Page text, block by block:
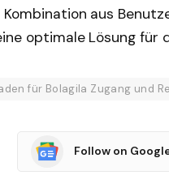
Kombination aus
optimale Lösung für
für Bolagila Zugang und
Follow on